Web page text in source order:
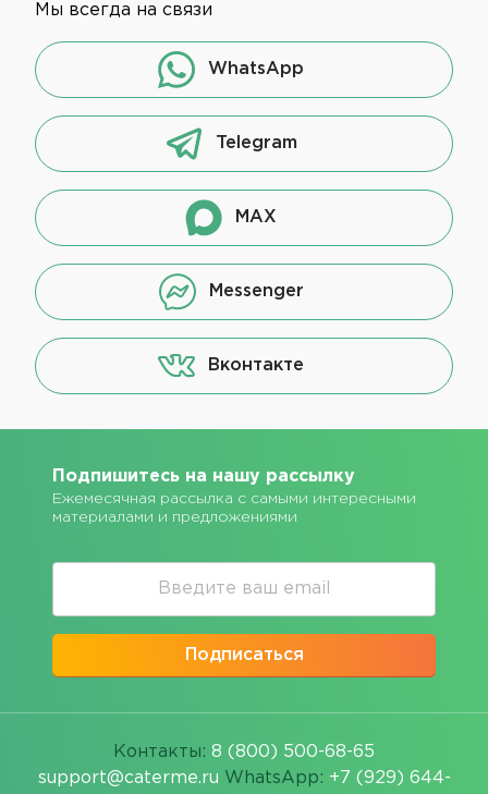
Мы всегда на связи
WhatsApp
Telegram
MAX
Messenger
Вконтакте
Подпишитесь на нашу рассылку
Ежемесячная рассылка с самыми интересными
материалами и предложениями
Подписаться
Контакты: 8 (800) 500-68-65
support@caterme.ru WhatsApp: +7 (929) 644-